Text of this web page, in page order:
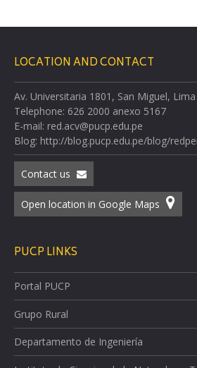
LOCATION AND CONTACT
Av. Universitaria 1801, San Miguel,
Telephone: 626 2000 anexo 5167
E-mail: red.acv@pucp.edu.pe
Blog: http://blog.pucp.edu.pe/blog/
Contact us
Open location in Google Maps
PUCP LINKS
Portal PUCP
Grupo Rural
Departamento de Ingeniería